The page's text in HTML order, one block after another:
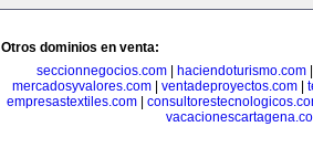
Otros dominios en venta:
seccionnegocios.com
haciendoturismo.com
mercadosyvalores.com| ventadeproyectos.com|
empresastextiles.com|